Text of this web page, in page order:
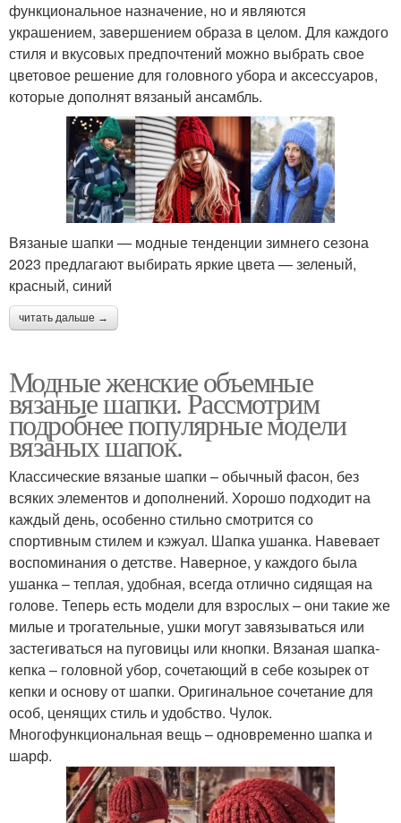
функциональное назначение, но и являются
украшением, завершением образа в целом. Для каждого
стиля и вкусовых предпочтений можно выбрать свое
цветовое решение для головного убора и аксессуаров,
которые дополнят вязаный ансамбль.
Вязаные шапки — модные тенденции зимнего сезона
2023 предлагают выбирать яркие цвета — зеленый,
красный, синий
читать дальше →
Модные женские объемные
вязаные шапки. Рассмотрим
подробнее популярные модели
вязаных шапок.
Классические вязаные шапки – обычный фасон, без
всяких элементов и дополнений. Хорошо подходит на
каждый день, особенно стильно смотрится со
спортивным стилем и кэжуал. Шапка ушанка. Навевает
воспоминания о детстве. Наверное, у каждого была
ушанка – теплая, удобная, всегда отлично сидящая на
голове. Теперь есть модели для взрослых – они такие же
милые и трогательные, ушки могут завязываться или
застегиваться на пуговицы или кнопки. Вязаная шапка-
кепка – головной убор, сочетающий в себе козырек от
кепки и основу от шапки. Оригинальное сочетание для
особ, ценящих стиль и удобство. Чулок.
Многофункциональная вещь – одновременно шапка и
шарф.